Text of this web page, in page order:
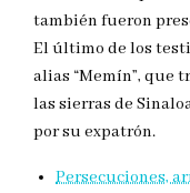
también fueron
El último de los
alias “Memín”, que
las sierras de
por su expatrón.
Persecuciones,